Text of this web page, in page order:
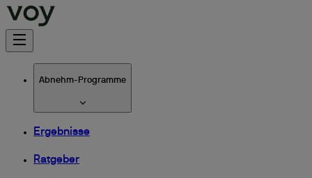
Abnehm-Programme
Ergebnisse
Ratgeber